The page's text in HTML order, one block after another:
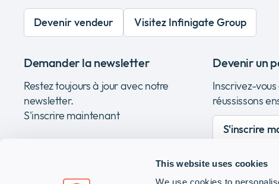
This website uses cookies
We use cookies to
Devenir vendeur Visitez Infinigate Group
Demander la newsletter
Restez toujours à jour avec notre
newsletter.
S'inscrire maintenant
Devenir un
Inscrivez-
réussissons
S'inscrire